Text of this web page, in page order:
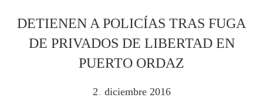
DETIENEN A POLICÍAS TRAS FUGA
DE PRIVADOS DE LIBERTAD EN
PUERTO ORDAZ
2 . diciembre 2016